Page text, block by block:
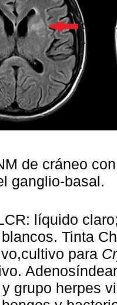
de cráneo
ganglio-basal.
líquido
Tinta
para
grupo herpes